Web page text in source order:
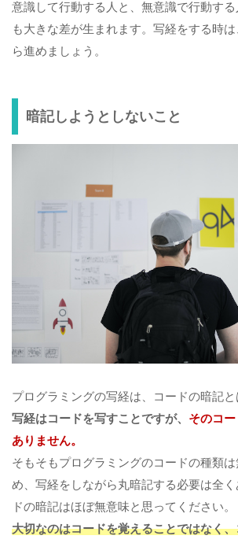
意識して行動する人と、無意識で行動す
も大きな差が生まれます。写経をする時
ら進めましょう。
暗記しようとしないこと
プログラミングの写経は、コードの暗記と
写経はコードを写すことですが、 そのコ
ありません。
そもそもプログラミングのコードの種類
め、写経をしながら丸暗記する必要は全
ドの暗記はほぼ無意味と思ってください。
大切なのはコードを覚えることではなく